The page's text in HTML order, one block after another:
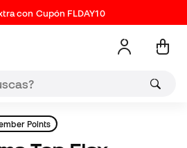
con Cupón FLDAY10
Points